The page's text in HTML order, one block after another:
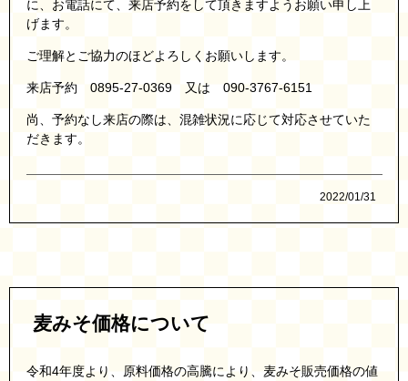
に、お電話にて、来店予約をして頂きますようお願い申し上
げます。
ご理解とご協力のほどよろしくお願いします。
来店予約 0895-27-0369 又は 090-3767-6151
尚、予約なし来店の際は、混雑状況に応じて対応させていた
だきます。
2022/01/31
麦みそ価格について
令和4年度より、原料価格の高騰により、麦みそ販売価格の値